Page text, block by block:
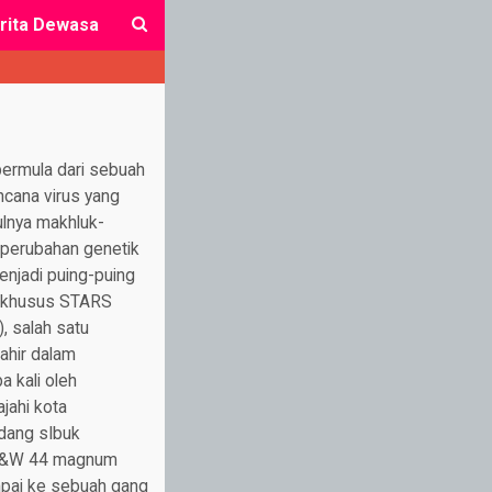
Dewasa
dirinya. Dia merasakan tubuhnya seperti tersengat listrik hingga berkelejotan, dia mengalami orgasme panjang. Bersamaan dengan itu pula zombie sopir dan zombie botak pun mencapai klimaks, kedua zombie itu mengerang nikmat. zombie botak menyemburkan maninya di mulut Jill, sehingga Jill yang saat itu juga sedang orgasme tersedak sampai cairan kental itu meleleh ke mulut dan lehernya. Cairan merah susu percampuran darah, cairan cinta, dan sperma nampak mengalir dengan deras di selangkangannya. Setelah zombie sopir dan zombie botak melepas penis mereka, zombie lain segera menerima gilirannya. Kali ini zombie pria setengah baya dengan kasarnya menaikan tubuh Jill yang masih lemas itu ke atas tubuh busuknya lalu menancapkan penisnya. zombie itu menggerak-gerakkan pinggulnya naik-turun, Jill sendiri mulai merasakan birahinya bangkit kembali sehingga secara refleks dia ikut menaik-turunkan tubuhnya, payudaranya ikut bergerak naik turun seiring goyangan badannya, dari mulutnya yang blepotan sperma itu terdengar desahan-desahan nikmat. zombie negro mengambil posisi di belakangnya dan mulai mengarahkan penisnya yang hitam besar itu ke duburnya. Jill meronta-ronta saat kepala penis makhluk itu mendesak masuk ke anusnya, tapi perlawanannya segera dapat diatasi, zombie-zombie yang lain memegangi tubuhnya dan zombie negro itu menyingkap anus Jill sambil menusukkan penisnya. Gigi Jill gemeretakan saat merasakan penis itu menerobos pelan-pelan ke anusnya, keringat dan air mata bercucuran di wajahnya yang cantik. Ahh.., ohh.., akkhh!! desah gadis itu. Kedua tangannya masing-masing mengocok penis zombie buruh bangunan dan zombie sopir. Zombie pemuda kurus kini berlutut di depannya, rambut Jill dijambaknya dengan kasar dan wajahnya didekatkan p